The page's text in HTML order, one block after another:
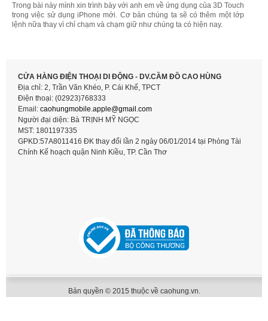
Trong bài này mình xin trình bày với anh em về ứng dụng của 3D Touch
trong việc sử dụng iPhone mới. Cơ bản chúng ta sẽ có thêm một lớp
lệnh nữa thay vì chỉ chạm và chạm giữ như chúng ta có hiện nay.
CỬA HÀNG ĐIỆN THOẠI DI ĐỘNG - DV.CẦM ĐỒ CAO HÙNG
Địa chỉ: 2, Trần Văn Khéo, P. Cái Khế, TPCT
Điện thoại: (02923)768333
Email: caohungmobile. apple@gmail.com
Người đại diện: Bà TRỊNH MỸ NGỌC
MST: 1801197335
GPKD:57A8011416 ĐK thay đổi lần 2 ngày 06/01/2014 tại Phòng Tài
Chính Kế hoạch quận Ninh Kiều, TP. Cần Thơ
Bản quyền © 2015 thuộc về caohung.vn.